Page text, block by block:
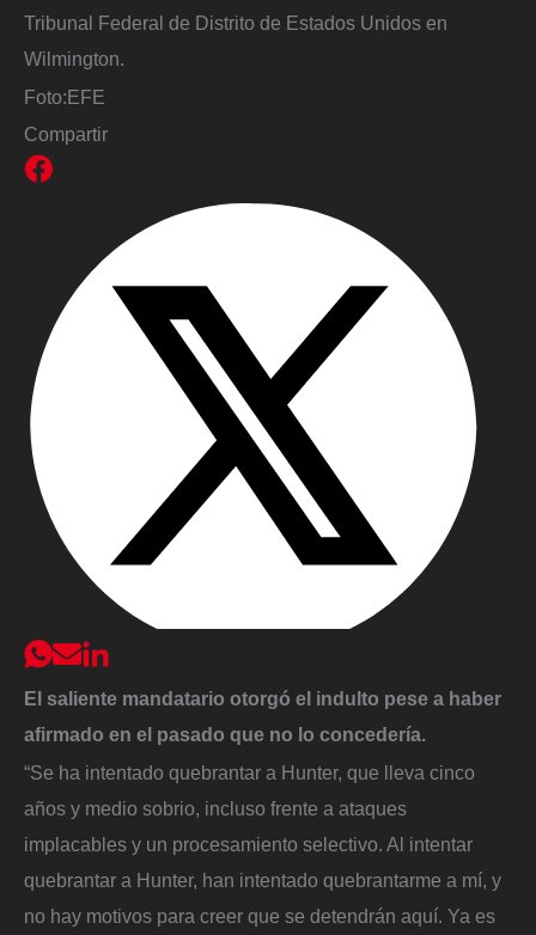
Tribunal Federal de Distrito de Estados Unidos en
Wilmington.
Foto:EFE
Compartir
El saliente mandatario otorgó el indulto pese a haber
afirmado en el pasado que no lo concedería.
“Se ha intentado quebrantar a Hunter, que lleva cinco
años y medio sobrio, incluso frente a ataques
implacables y un procesamiento selectivo. Al intentar
quebrantar a Hunter, han intentado quebrantarme a mí, y
no hay motivos para creer que se detendrán aquí. Ya es